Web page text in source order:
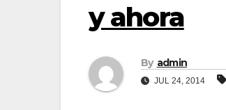
y ahora
By admin
JUL 24, 2014